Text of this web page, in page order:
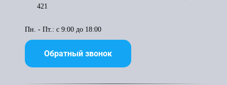
421
Пн. - Пт.: с 9:00 до 18:00
Обратный звонок